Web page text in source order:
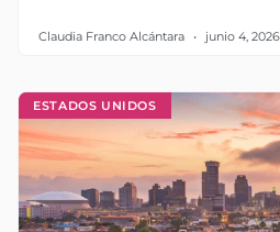
Claudia Franco Alcántara junio 4, 2026
ESTADOS UNIDOS